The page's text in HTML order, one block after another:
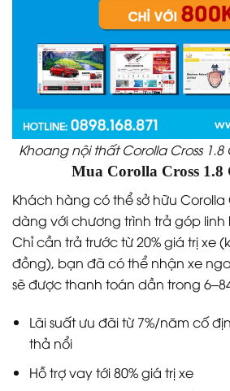
Khoang nội thất Corolla Cross
Mua Corolla Cross 1.8
Khách hàng có thể sở hữu Corolla
dàng với chương trình trả góp linh
Chỉ cần trả trước từ 20% giá trị xe
đồng), bạn đã có thể nhận xe
sẽ được thanh toán dần trong
Lãi suất ưu đãi từ 7%/năm cố
thả nổi
Hỗ trợ vay tới 80% giá trị xe